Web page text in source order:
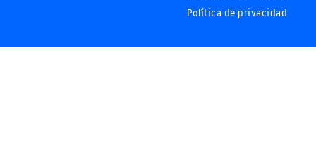
Política de privacidad